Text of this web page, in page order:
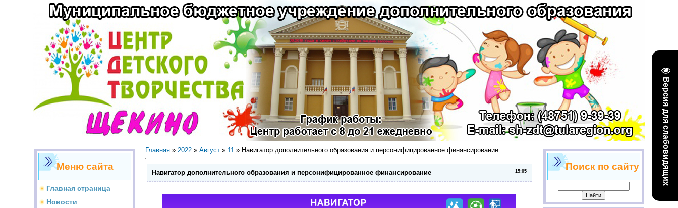
Версия для слабовидящих
Меню сайта
Главная страница
Новости
Главная» 2022 » Август » 11» Навигатор дополнительного образования и персонифицированное финансирование
15:05
Навигатор дополнительного образования и персонифицированное финансирование
Поиск по сайту